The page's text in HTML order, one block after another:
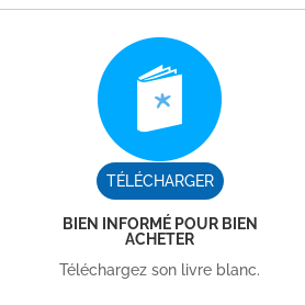
TÉLÉCHARGER
BIEN INFORMÉ POUR BIEN
ACHETER
Téléchargez son livre blanc.